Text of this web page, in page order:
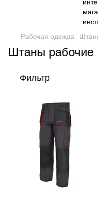
Рабочая одежда
Штаны рабочие
Фильтр